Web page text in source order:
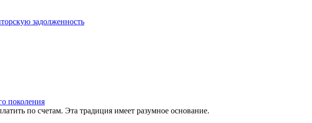
задолженность
поколения
по счетам. Эта традиция имеет разумное основание.